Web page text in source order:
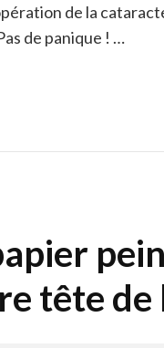
de la
de panique ! …
tête de